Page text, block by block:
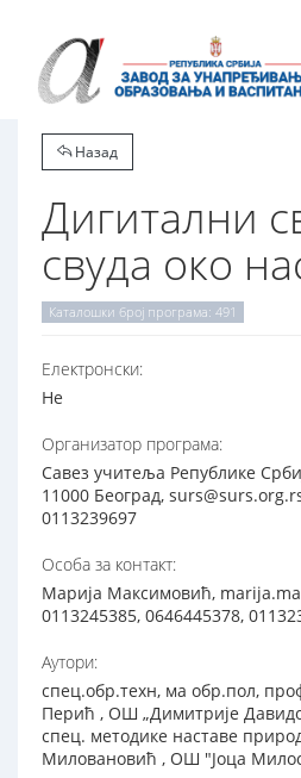
Назад
Дигитални
свуда око
Каталошки број програма: 491
Електронски:
Не
Организатор програма:
Савез учитеља Републике
11000 Београд,
0113239697
Особа за контакт:
Марија Максимовић,
0113245385, 0646445378,
Аутори:
спец.обр.техн, ма обр.пол,
Перић , ОШ „Димитрије
спец. методике наставе
Миловановић , ОШ "Јоца